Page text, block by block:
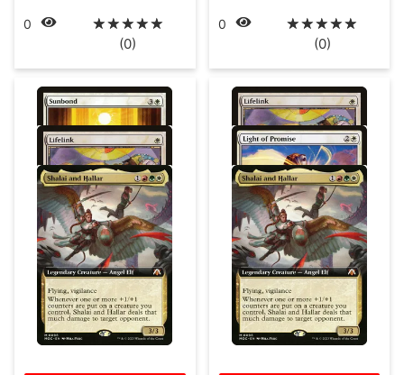
0 ☆☆☆☆☆
(0)
0 ☆☆☆☆☆
(0)